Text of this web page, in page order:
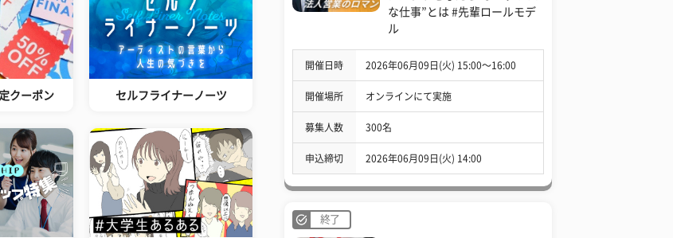
クーポン セルフライナーノーツ
な仕事”とは #先輩ロールモデ
ル
開催日時 2026年06月09日(火) 15:00〜16:00
開催場所 オンラインにて実施
募集人数 300名
申込締切 2026年06月09日(火) 14:00
終了